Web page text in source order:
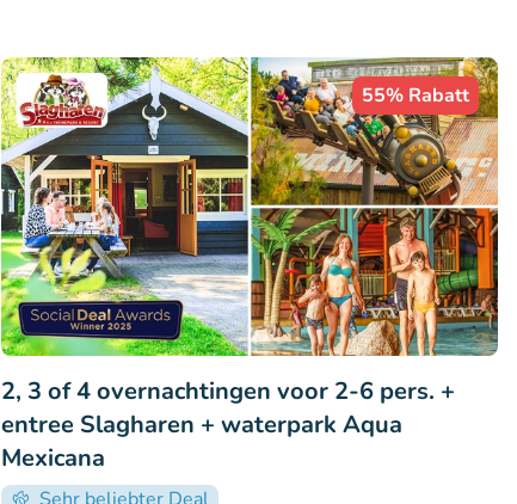
55% Rabatt
2, 3 of 4 overnachtingen voor 2-6 pers. +
entree Slagharen + waterpark Aqua
Mexicana
Sehr beliebter Deal